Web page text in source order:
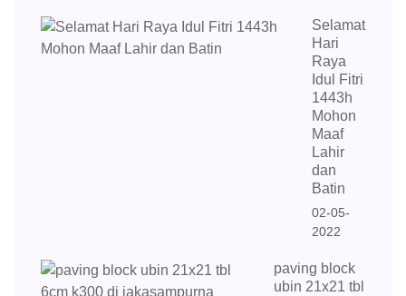
Selamat
Hari
Raya
Idul Fitri
1443h
Mohon
Maaf
Lahir
dan
Batin
02-05-
2022
paving block
ubin 21x21 tbl